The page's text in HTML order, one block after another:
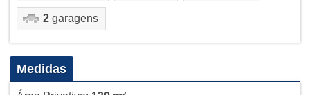
2garagens
Medidas